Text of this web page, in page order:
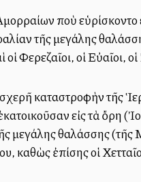
ποὺ εὑρίσκοντο
τῆς μεγάλης
Φερεζαῖοι, οἱ Εὐαῖοι,
καταστροφὴν τῆς
εἰς τὰ ὄρη
μεγάλης θαλάσσης
ἐπίσης οἱ